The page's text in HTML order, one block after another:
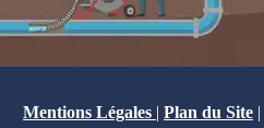
Mentions Légales | Plan du Site |